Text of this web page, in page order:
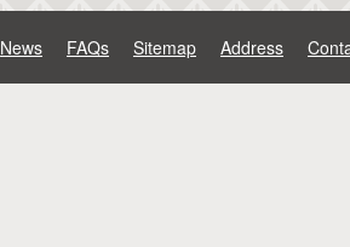
News FAQs Sitemap Address